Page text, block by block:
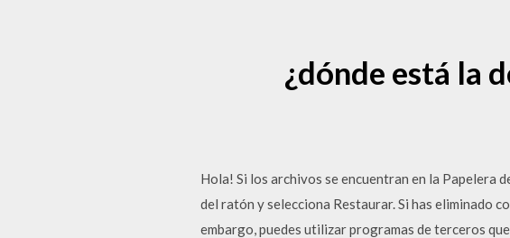
¿dónde está la
Hola! Si los archivos se encuentran en la Papelera
del ratón y selecciona Restaurar. Si has eliminado
embargo, puedes utilizar programas de terceros